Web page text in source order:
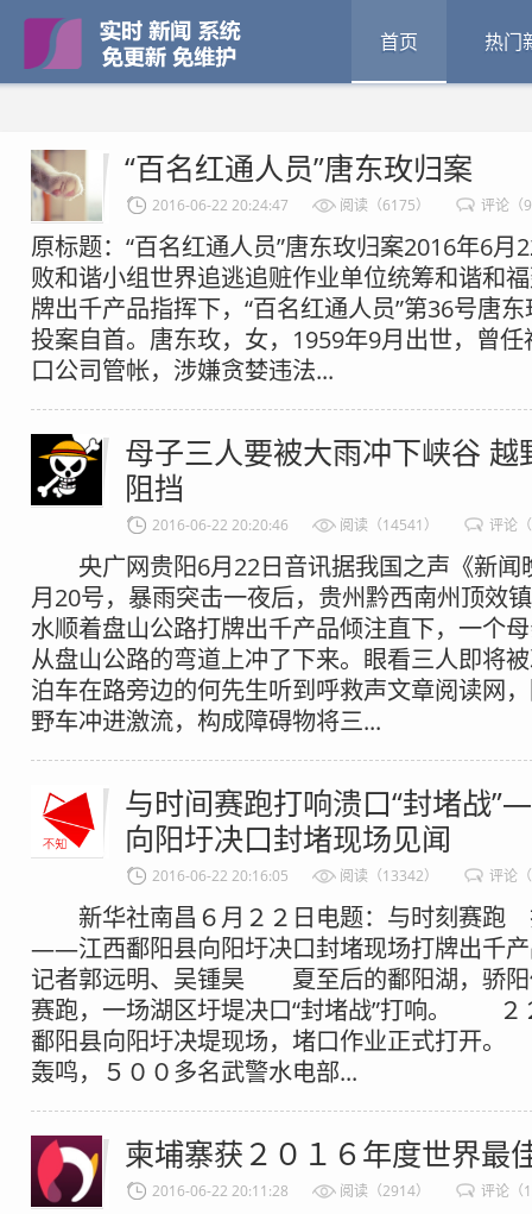
首页 热门
“百名红通人员”唐东玫归案
2016-06-22 20:24:47 阅读（6175） 评论（
原标题：“百名红通人员”唐东玫归案2016年6月
败和谐小组世界追逃追赃作业单位统筹和谐和
牌出千产品指挥下，“百名红通人员”第36号唐
投案自首。唐东玫，女，1959年9月出世，曾
口公司管帐，涉嫌贪婪违法...
母子三人要被大雨冲下峡谷 越
阻挡
2016-06-22 20:20:46 阅读（14541） 评论
央广网贵阳6月22日音讯据我国之声《新闻
月20号，暴雨突击一夜后，贵州黔西南州顶效
水顺着盘山公路打牌出千产品倾注直下，一个
从盘山公路的弯道上冲了下来。眼看三人即将
泊车在路旁边的何先生听到呼救声文章阅读网
野车冲进激流，构成障碍物将三...
与时间赛跑打响溃口“封堵战
向阳圩决口封堵现场见闻
2016-06-22 20:16:05 阅读（13342） 评论
新华社南昌６月２２日电题：与时刻赛跑
——江西鄱阳县向阳圩决口封堵现场打牌出
记者郭远明、吴锺昊 夏至后的鄱阳湖，
赛跑，一场湖区圩堤决口“封堵战”打响。 ２
鄱阳县向阳圩决堤现场，堵口作业正式打开
轰鸣，５００多名武警水电部...
柬埔寨获２０１６年度世界最
2016-06-22 20:11:28 阅读（2914） 评论（